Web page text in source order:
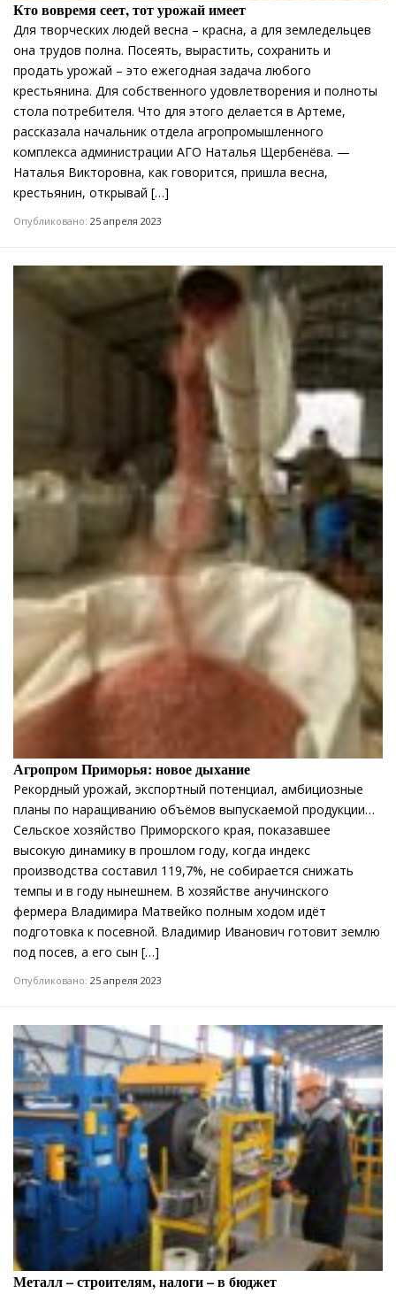
Кто вовремя сеет, тот урожай имеет
Для творческих людей весна – красна, а для земледельцев
она трудов полна. Посеять, вырастить, сохранить и
продать урожай – это ежегодная задача любого
крестьянина. Для собственного удовлетворения и полноты
стола потребителя. Что для этого делается в Артеме,
рассказала начальник отдела агропромышленного
комплекса администрации АГО Наталья Щербенёва. —
Наталья Викторовна, как говорится, пришла весна,
крестьянин, открывай […]
Опубликовано: 25 апреля 2023
Агропром Приморья: новое дыхание
Рекордный урожай, экспортный потенциал, амбициозные
планы по наращиванию объёмов выпускаемой продукции…
Сельское хозяйство Приморского края, показавшее
высокую динамику в прошлом году, когда индекс
производства составил 119,7%, не собирается снижать
темпы и в году нынешнем. В хозяйстве анучинского
фермера Владимира Матвейко полным ходом идёт
подготовка к посевной. Владимир Иванович готовит землю
под посев, а его сын […]
Опубликовано: 25 апреля 2023
Металл – строителям, налоги – в бюджет